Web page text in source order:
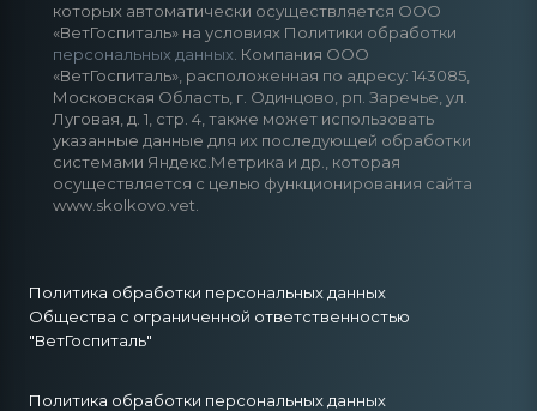
которых автоматически осуществляется ООО
«ВетГоспиталь» на условиях Политики обработки
персональных данных . Компания ООО
«ВетГоспиталь», расположенная по адресу: 143085,
Московская Область, г. Одинцово, рп. Заречье, ул.
Луговая, д. 1, стр. 4, также может использовать
указанные данные для их последующей обработки
системами Яндекс.Метрика и др., которая
осуществляется с целью функционирования сайта
www.skolkovo.vet.
Политика обработки персональных данных
Общества с ограниченной ответственностью
"ВетГоспиталь"
Политика обработки персональных данных